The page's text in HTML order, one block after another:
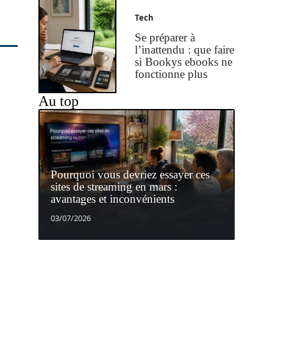
Tech
Se préparer à
l’inattendu : que faire
si Bookys ebooks ne
fonctionne plus
Au top
Pourquoi vous devriez essayer ces
sites de streaming en mars :
avantages et inconvénients
03/07/2026